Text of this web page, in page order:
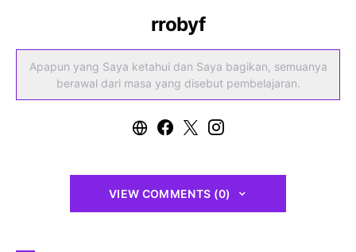
rrobyf
Apapun yang Saya ketahui dan Saya bagikan, semuanya
berawal dari masa yang disebut pembelajaran.
VIEW COMMENTS (0)